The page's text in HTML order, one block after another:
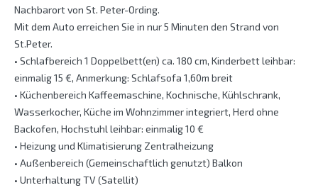
Nachbarort von St. Peter-Ording.
Mit dem Auto erreichen Sie in nur 5 Minuten den Strand von
St.Peter.
• Schlafbereich 1 Doppelbett(en) ca. 180 cm, Kinderbett leihbar:
einmalig 15 €, Anmerkung: Schlafsofa 1,60m breit
• Küchenbereich Kaffeemaschine, Kochnische, Kühlschrank,
Wasserkocher, Küche im Wohnzimmer integriert, Herd ohne
Backofen, Hochstuhl leihbar: einmalig 10 €
• Heizung und Klimatisierung Zentralheizung
• Außenbereich (Gemeinschaftlich genutzt) Balkon
• Unterhaltung TV (Satellit)